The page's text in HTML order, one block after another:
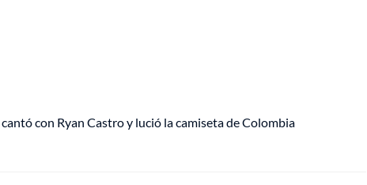
con Ryan Castro y lució la camiseta de Colombia